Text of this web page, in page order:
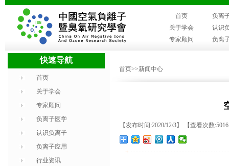
首页
负离
关于学会
认识
专家顾问
负离
快速导航
首页
关于学会
专家顾问
负离子医学
认识负离子
负离子应用
行业资讯
首页>>新闻中心
【发布时间:2020/12/3】 【查看次数
+